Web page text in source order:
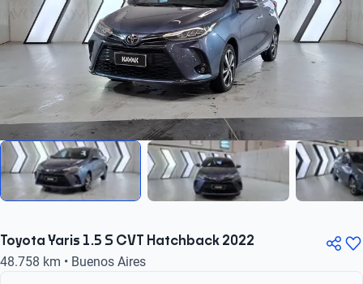
Buscá por versión
Buscá por año
Toyota Yaris 1.5 S CVT Hatchback 2022
48.758 km • Buenos Aires